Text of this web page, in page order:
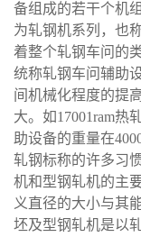
备组成的若干个机
为轧钢机系列，也
着整个轧钢车问的
统称轧钢车问辅助
间机械化程度的提
大。如17001ram热
助设备的重量在
轧钢标称的许多习
机和型钢轧机的主
义直径的大小与其
坯及型钢轧机是以